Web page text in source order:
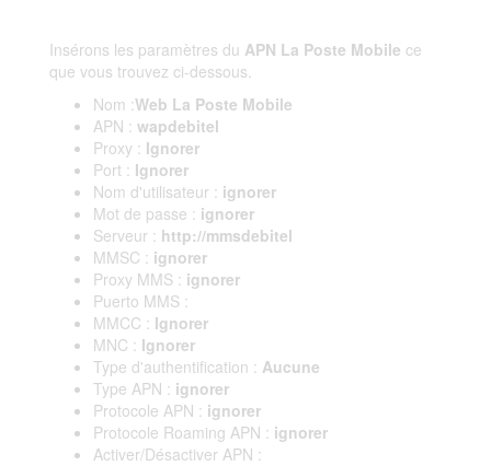
Insérons les paramètres du APN La Poste Mobile ce
que vous trouvez ci-dessous.
Nom :Web La Poste Mobile
APN : wapdebitel
Proxy : Ignorer
Port : Ignorer
Nom d'utilisateur : ignorer
Mot de passe : ignorer
Serveur : http://mmsdebitel
MMSC : ignorer
Proxy MMS : ignorer
Puerto MMS :
MMCC : Ignorer
MNC : Ignorer
Type d'authentification : Aucune
Type APN : ignorer
Protocole APN : ignorer
Protocole Roaming APN : ignorer
Activer/Désactiver APN :